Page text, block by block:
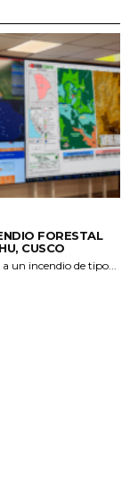
FORESTAL
CUSCO
un incendio de tipo...